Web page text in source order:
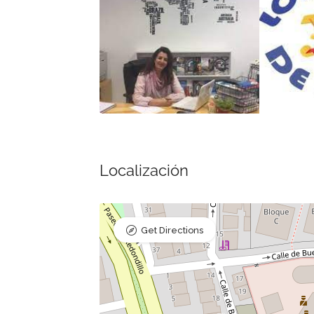
Localización
Get Directions